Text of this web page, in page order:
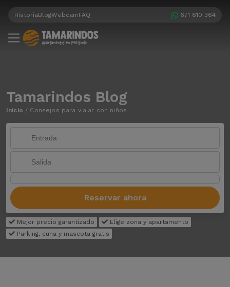
HistoriaBlogWebcamFAQ 671 610 364
Tamarindos Blog
Inicio / Consejos para viajar con niños
Reservar ahora
Mejor precio garantizado
Elige zona y apartamento
Parking, cuna y mascota gratis